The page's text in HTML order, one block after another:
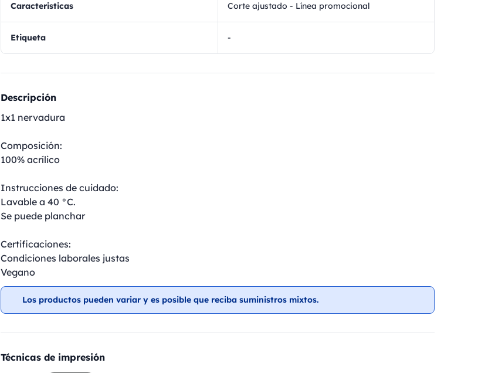
Caracteristicas Corte ajustado - Línea promocional
Etiqueta -
Descripción
1x1 nervadura
Composición:
100% acrílico
Instrucciones de cuidado:
Lavable a 40 °C.
Se puede planchar
Certificaciones:
Condiciones laborales justas
Vegano
Los productos pueden variar y es posible que reciba suministros mixtos.
Técnicas de impresión